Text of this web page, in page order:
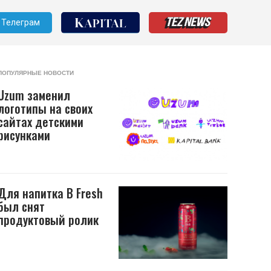
Телеграм
НОВОСТИ
заменил
на своих
детскими
напитка B Fresh
снят
ролик